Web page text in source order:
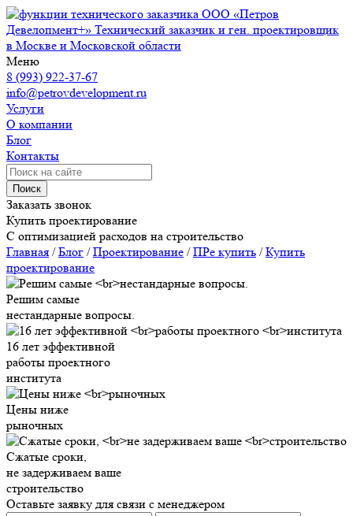
ООО «Петров
Девелопмент+» Технический заказчик и ген. проектировщик
в Москве и Московской области
Меню
8 (993) 922-37-67
info@petrovdevelopment.ru
Услуги
О компании
Блог
Контакты
Поиск
Заказать звонок
Купить проектирование
С оптимизацией расходов на строительство
Главная /Блог /Проектирование /ПРе купить /Купить
проектирование
Решим самые
нестандарные вопросы.
16 лет эффективной
работы проектного
института
Цены ниже
рыночных
Сжатые сроки,
не задерживаем ваше
строительство
Оставьте заявку для связи с менеджером